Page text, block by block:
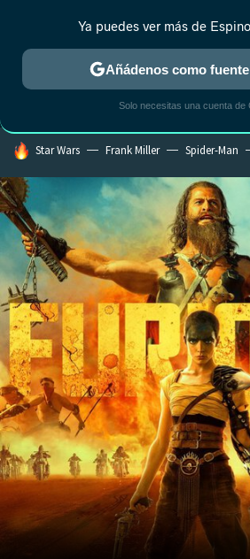
MENÚ
ESTRENOS REALITY
HOY SE HABLA DE
Star Wars Frank Miller Spider-Man
Ya puedes ver más de
Añádenos como
Solo necesitas una cuenta de